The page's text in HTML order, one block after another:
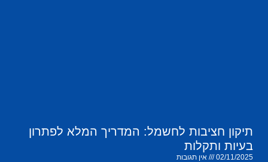
תיקון חציבות לחשמל: המדריך המלא לפתרון
בעיות ותקלות
02/11/2025 אין תגובות